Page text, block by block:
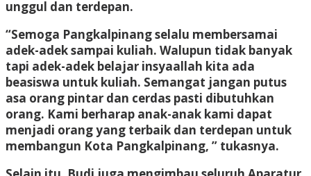
unggul dan terdepan.
“Semoga Pangkalpinang selalu membersamai
adek-adek sampai kuliah. Walupun tidak banyak
tapi adek-adek belajar insyaallah kita ada
beasiswa untuk kuliah. Semangat jangan putus
asa orang pintar dan cerdas pasti dibutuhkan
orang. Kami berharap anak-anak kami dapat
menjadi orang yang terbaik dan terdepan untuk
membangun Kota Pangkalpinang, ” tukasnya.